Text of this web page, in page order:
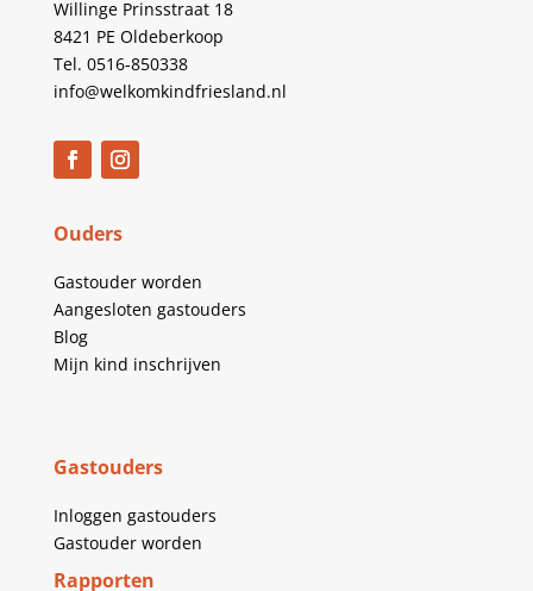
Willinge Prinsstraat 18
8421 PE Oldeberkoop
Tel. 0516-850338
info@welkomkindfriesland.nl
Ouders
Gastouder worden
Aangesloten gastouders
Blog
Mijn kind inschrijven
Gastouders
Inloggen gastouders
Gastouder worden
Rapporten